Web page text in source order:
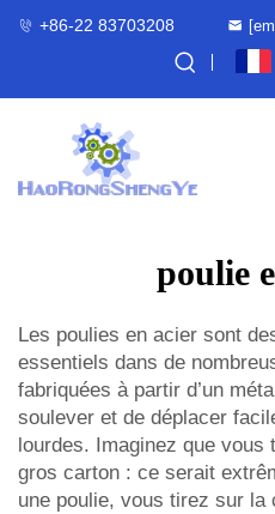
+86-22 83703208
poulie
Les poulies en acier sont
essentiels dans de
fabriquées à partir d’un
soulever et de déplacer
lourdes. Imaginez que vous
gros carton : ce serait
une poulie, vous tirez sur